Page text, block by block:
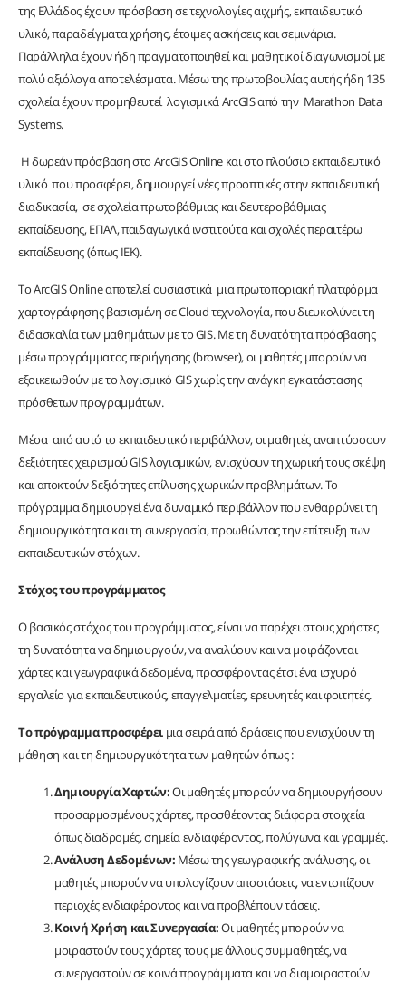
της Ελλάδος έχουν πρόσβαση σε τεχνολογίες αιχμής, εκπαιδευτικό
υλικό, παραδείγματα χρήσης, έτοιμες ασκήσεις και σεμινάρια.
Παράλληλα έχουν ήδη πραγματοποιηθεί και μαθητικοί διαγωνισμοί με
πολύ αξιόλογα αποτελέσματα. Μέσω της πρωτοβουλίας αυτής ήδη 135
σχολεία έχουν προμηθευτεί λογισμικά ArcGIS από την Marathon Data
Systems.
Η δωρεάν πρόσβαση στο ArcGIS Online και στο πλούσιο εκπαιδευτικό
υλικό που προσφέρει, δημιουργεί νέες προοπτικές στην εκπαιδευτική
διαδικασία, σε σχολεία πρωτοβάθμιας και δευτεροβάθμιας
εκπαίδευσης, ΕΠΑΛ, παιδαγωγικά ινστιτούτα και σχολές περαιτέρω
εκπαίδευσης (όπως ΙΕΚ).
Το ArcGIS Online αποτελεί ουσιαστικά μια πρωτοποριακή πλατφόρμα
χαρτογράφησης βασισμένη σε Cloud τεχνολογία, που διευκολύνει τη
διδασκαλία των μαθημάτων με το GIS. Με τη δυνατότητα πρόσβασης
μέσω προγράμματος περιήγησης (browser), οι μαθητές μπορούν να
εξοικειωθούν με το λογισμικό GIS χωρίς την ανάγκη εγκατάστασης
πρόσθετων προγραμμάτων.
Μέσα από αυτό το εκπαιδευτικό περιβάλλον, οι μαθητές αναπτύσσουν
δεξιότητες χειρισμού GIS λογισμικών, ενισχύουν τη χωρική τους σκέψη
και αποκτούν δεξιότητες επίλυσης χωρικών προβλημάτων. Το
πρόγραμμα δημιουργεί ένα δυναμικό περιβάλλον που ενθαρρύνει τη
δημιουργικότητα και τη συνεργασία, προωθώντας την επίτευξη των
εκπαιδευτικών στόχων.
Στόχος του προγράμματος
Ο βασικός στόχος του προγράμματος, είναι να παρέχει στους χρήστες
τη δυνατότητα να δημιουργούν, να αναλύουν και να μοιράζονται
χάρτες και γεωγραφικά δεδομένα, προσφέροντας έτσι ένα ισχυρό
εργαλείο για εκπαιδευτικούς, επαγγελματίες, ερευνητές και φοιτητές.
Το πρόγραμμα προσφέρει μια σειρά από δράσεις που ενισχύουν τη
μάθηση και τη δημιουργικότητα των μαθητών όπως :
Δημιουργία Χαρτών:Οι μαθητές μπορούν να δημιουργήσουν
προσαρμοσμένους χάρτες, προσθέτοντας διάφορα στοιχεία
όπως διαδρομές, σημεία ενδιαφέροντος, πολύγωνα και γραμμές.
Ανάλυση Δεδομένων: Μέσω της γεωγραφικής ανάλυσης, οι
μαθητές μπορούν να υπολογίζουν αποστάσεις, να εντοπίζουν
περιοχές ενδιαφέροντος και να προβλέπουν τάσεις.
Κοινή Χρήση και Συνεργασία:Οι μαθητές μπορούν να
μοιραστούν τους χάρτες τους με άλλους συμμαθητές, να
συνεργαστούν σε κοινά προγράμματα και να διαμοιραστούν